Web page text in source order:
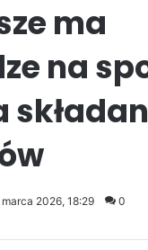
ma
na
2026, 18:29 0